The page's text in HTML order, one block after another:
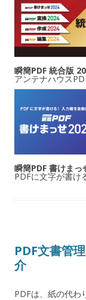
瞬簡PDF 統合版
アンテナハウス
瞬簡PDF 書けまっ
PDFに文字が書け
PDF文書管
介
PDFは、紙の代わ